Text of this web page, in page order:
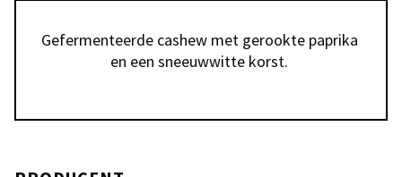
Gefermenteerde cashew met gerookte paprika
en een sneeuwwitte korst.